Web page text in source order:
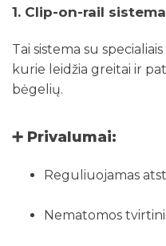
1. Clip-on-rail sistema
Tai sistema su
kurie leidžia greitai ir
bėgelių.
➕ Privalumai:
Reguliuojamas
Nematomos